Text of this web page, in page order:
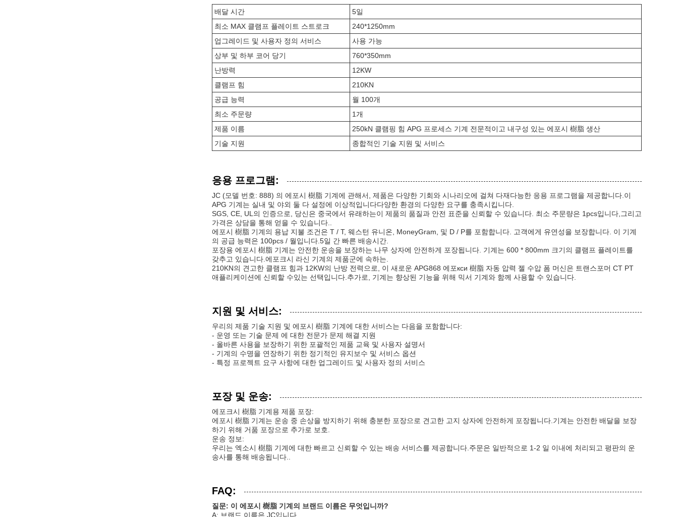
배달 시간
5일
최소 MAX 클램프 플레이트 스트로크
240*1250mm
업그레이드 및 사용자 정의 서비스
사용 가능
상부 및 하부 코어 당기
760*350mm
난방력
12KW
클램프 힘
210KN
공급 능력
월 100개
최소 주문량
1개
제품 이름
250kN 클램핑 힘 APG 프로세스 기계 전문적이고 내구성 있는 에포시 樹脂 생산
기술 지원
종합적인 기술 지원 및 서비스
응용 프로그램:
JC (모델 번호: 888) 의 에포시 樹脂 기계에 관해서, 제품은 다양한 기회와 시나리오에 걸쳐 다재다능한 응용 프로그램을 제공합니다.이
APG 기계는 실내 및 야외 둘 다 설정에 이상적입니다다양한 환경의 다양한 요구를 충족시킵니다.
SGS, CE, UL의 인증으로, 당신은 중국에서 유래하는이 제품의 품질과 안전 표준을 신뢰할 수 있습니다. 최소 주문량은 1pcs입니다,그리고
가격은 상담을 통해 얻을 수 있습니다..
에포시 樹脂 기계의 용납 지불 조건은 T / T, 웨스턴 유니온, MoneyGram, 및 D / P를 포함합니다. 고객에게 유연성을 보장합니다. 이 기계
의 공급 능력은 100pcs / 월입니다.5일 간 빠른 배송시간.
포장용 에포시 樹脂 기계는 안전한 운송을 보장하는 나무 상자에 안전하게 포장됩니다. 기계는 600 * 800mm 크기의 클램프 플레이트를
갖추고 있습니다.에포크시 라신 기계의 제품군에 속하는.
210KN의 견고한 클램프 힘과 12KW의 난방 전력으로, 이 새로운 APG868 에포кси 樹脂 자동 압력 젤 수압 폼 머신은 트랜스포머 CT PT
애플리케이션에 신뢰할 수있는 선택입니다.추가로, 기계는 향상된 기능을 위해 믹서 기계와 함께 사용할 수 있습니다.
지원 및 서비스:
우리의 제품 기술 지원 및 에포시 樹脂 기계에 대한 서비스는 다음을 포함합니다:
- 운영 또는 기술 문제 에 대한 전문가 문제 해결 지원
- 올바른 사용을 보장하기 위한 포괄적인 제품 교육 및 사용자 설명서
- 기계의 수명을 연장하기 위한 정기적인 유지보수 및 서비스 옵션
- 특정 프로젝트 요구 사항에 대한 업그레이드 및 사용자 정의 서비스
포장 및 운송:
에포크시 樹脂 기계용 제품 포장:
에포시 樹脂 기계는 운송 중 손상을 방지하기 위해 충분한 포장으로 견고한 고지 상자에 안전하게 포장됩니다.기계는 안전한 배달을 보장
하기 위해 거품 포장으로 추가로 보호.
운송 정보:
우리는 엑소시 樹脂 기계에 대한 빠르고 신뢰할 수 있는 배송 서비스를 제공합니다.주문은 일반적으로 1-2 일 이내에 처리되고 평판의 운
송사를 통해 배송됩니다..
FAQ:
질문: 이 에포시 樹脂 기계의 브랜드 이름은 무엇입니까?
A: 브랜드 이름은 JC입니다.